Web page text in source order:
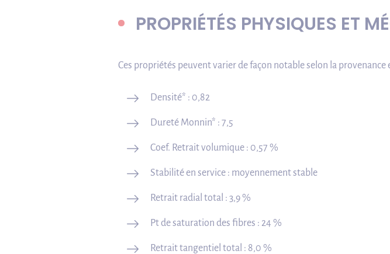
PROPRIÉTÉS PHYSIQUES ET
Ces propriétés peuvent varier de façon notable selon la provenance
Densité* : 0,82
Dureté Monnin* : 7,5
Coef. Retrait volumique : 0,57 %
Stabilité en service : moyennement stable
Retrait radial total : 3,9 %
Pt de saturation des fibres : 24 %
Retrait tangentiel total : 8,0 %